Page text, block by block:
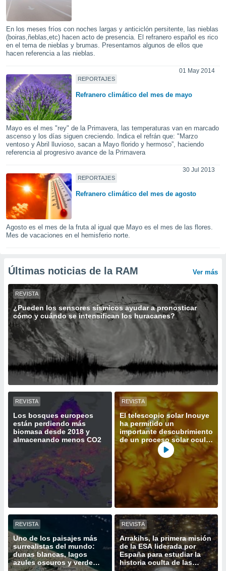
disponible
cookies
aceptar
de
sitio
En
sean
el sitio
se
para
aunque
no
Puedes
acceder a
a
abono
únicos
similares
como
sitio
IP
de
traten tus
en
interés
a lo que
Para
su
En los meses fríos con noches largas y anticiclón persitente, las nieblas
(boiras,ñeblas,etc) hacen acto de presencia. El refranero español es rico
en el tema de nieblas y brumas. Presentamos algunos de ellos que
hacen referencia a las nieblas.
REPORTAJES
01 May 2014
Refranero climático del mes de mayo
Mayo es el mes "rey" de la Primavera, las temperaturas van en marcado
ascenso y los días siguen creciendo. Indica el refrán que: "Marzo
ventoso y Abril lluvioso, sacan a Mayo florido y hermoso”, haciendo
referencia al progresivo avance de la Primavera
REPORTAJES
30 Jul 2013
Refranero climático del mes de agosto
Agosto es el mes de la fruta al igual que Mayo es el mes de las flores.
Mes de vacaciones en el hemisferio norte.
Últimas noticias de la RAM Ver más
REVISTA
¿Pueden los sensores sísmicos ayudar a pronosticar
cómo y cuándo se intensifican los huracanes?
REVISTA
Los bosques europeos
están perdiendo más
biomasa desde 2018 y
almacenando menos CO2
REVISTA
El telescopio solar Inouye
ha permitido un
importante descubrimiento
de un proceso solar oculto
hasta ahora
REVISTA
Uno de los paisajes más
surrealistas del mundo:
dunas blancas, lagos
azules oscuros y verde
REVISTA
Arrakihs, la primera misión
de la ESA liderada por
España para estudiar la
historia oculta de las